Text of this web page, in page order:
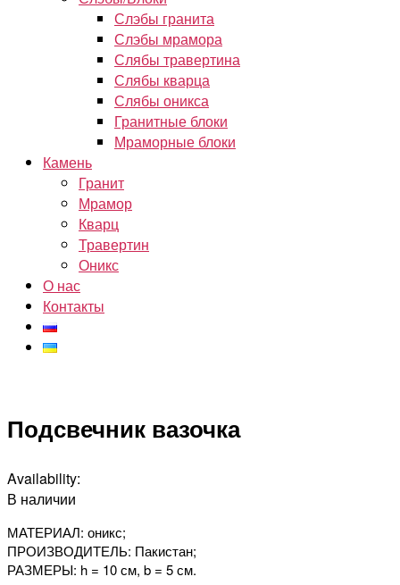
Слэбы гранита
Слэбы мрамора
Слябы травертина
Слябы кварца
Слябы оникса
Гранитные блоки
Мраморные блоки
Камень
Гранит
Мрамор
Кварц
Травертин
Оникс
О нас
Контакты
Подсвечник вазочка
Availability:
В наличии
МАТЕРИАЛ: оникс;
ПРОИЗВОДИТЕЛЬ: Пакистан;
РАЗМЕРЫ: h = 10 см, b = 5 см.